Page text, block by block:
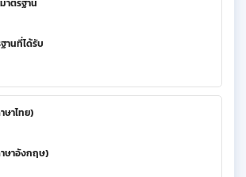
าตรฐาน
านที่ได้รับ
ษาไทย)
ษาอังกฤษ)